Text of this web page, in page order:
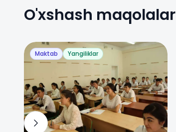
O'xshash maqolalar
Maktab Yangiliklar